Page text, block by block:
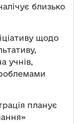
близько
щодо
учнів,
планує